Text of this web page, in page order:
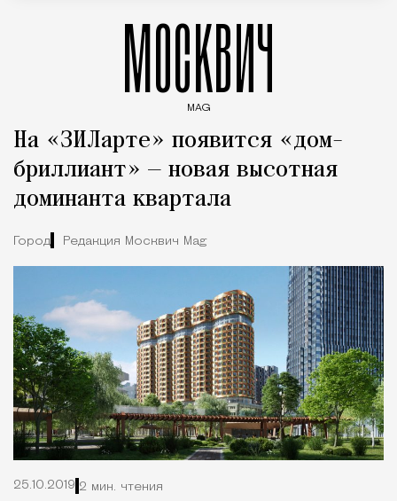
МОСКВИЧ
MAG
На «ЗИЛарте» появится «дом-
бриллиант» — новая высотная
доминанта квартала
Город Редакция Москвич Mag
25.10.2019 2 мин. чтения